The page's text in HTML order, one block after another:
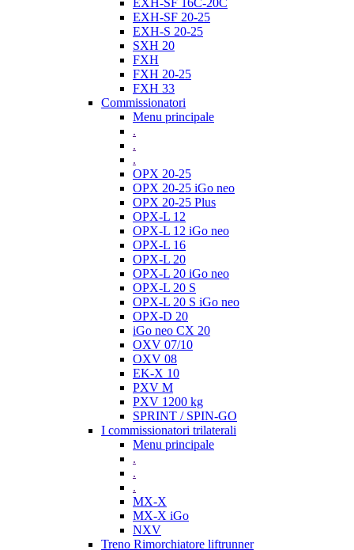
EXH-SF 16C-20C
EXH-SF 20-25
EXH-S 20-25
SXH 20
FXH
FXH 20-25
FXH 33
Commissionatori
Menu principale
.
.
.
OPX 20-25
OPX 20-25 iGo neo
OPX 20-25 Plus
OPX-L 12
OPX-L 12 iGo neo
OPX-L 16
OPX-L 20
OPX-L 20 iGo neo
OPX-L 20 S
OPX-L 20 S iGo neo
OPX-D 20
iGo neo CX 20
OXV 07/10
OXV 08
EK-X 10
PXV M
PXV 1200 kg
SPRINT / SPIN-GO
I commissionatori trilaterali
Menu principale
.
.
.
MX-X
MX-X iGo
NXV
Treno Rimorchiatore liftrunner